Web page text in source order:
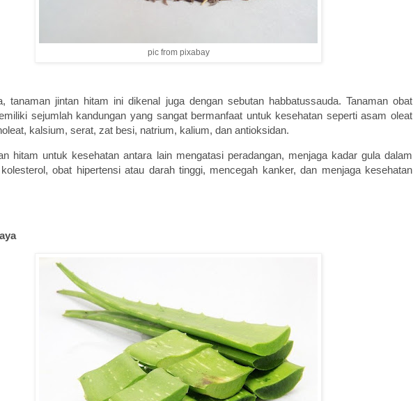
pic from pixabay
tanaman jintan hitam ini dikenal juga dengan sebutan habbatussauda. Tanaman obat
sejumlah kandungan yang sangat bermanfaat untuk kesehatan seperti asam oleat
kalsium, serat, zat besi, natrium, kalium, dan antioksidan.
hitam untuk kesehatan antara lain mengatasi peradangan, menjaga kadar gula dalam
obat hipertensi atau darah tinggi, mencegah kanker, dan menjaga kesehatan